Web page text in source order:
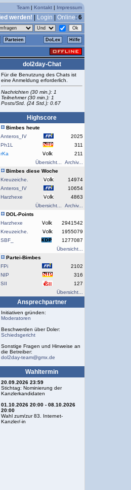
Team | Kontakt | Impressum
werden! Login Online: 6
Parteien DoLex Hilfe
dol2day-Chat
Für die Benutzung des Chats ist
eine Anmeldung erforderlich.
Nachrichten (30 min.): 1
Teilnehmer (30 min.): 1
Posts/Std. (24 Std.): 0.67
Highscore
Bimbes heute
Anteros_IV
2025
Ph1L
311
rKa
211
Übersicht...
Archiv...
Bimbes diese Woche
Kreuzeiche.
14974
Anteros_IV
10654
Harzhexe
4863
Übersicht...
Archiv...
DOL-Points
Harzhexe
2941542
Kreuzeiche.
1955079
SBF_
1277087
Übersicht...
Partei-Bimbes
FPi
2102
NIP
316
SII
127
Übersicht...
Ansprechpartner
Initiativen gründen:
Moderatoren
Beschwerden über Doler:
Schiedsgericht
Sonstige Fragen und Hinweise an
die Betreiber:
dol2day-team@gmx.de
Wahltermin
20.09.2026 23:59
Stichtag: Nominierung der
Kanzlerkandidaten
01.10.2026 20:00 - 08.10.2026
20:00
Wahl zum/zur 83. Internet-
Kanzler/-in